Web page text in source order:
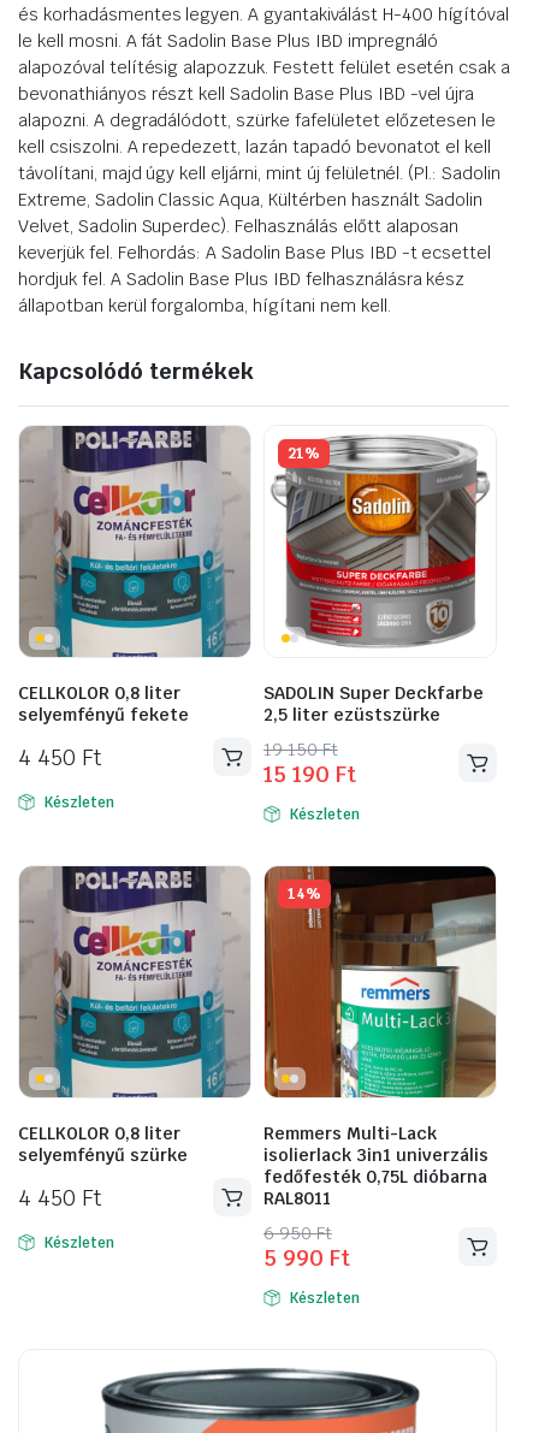
és korhadásmentes legyen. A gyantakiválást H-400 hígítóval
le kell mosni. A fát Sadolin Base Plus IBD impregnáló
alapozóval telítésig alapozzuk. Festett felület esetén csak a
bevonathiányos részt kell Sadolin Base Plus IBD -vel újra
alapozni. A degradálódott, szürke fafelületet előzetesen le
kell csiszolni. A repedezett, lazán tapadó bevonatot el kell
távolítani, majd úgy kell eljárni, mint új felületnél. (Pl.: Sadolin
Extreme, Sadolin Classic Aqua, Kültérben használt Sadolin
Velvet, Sadolin Superdec). Felhasználás előtt alaposan
keverjük fel. Felhordás: A Sadolin Base Plus IBD -t ecsettel
hordjuk fel. A Sadolin Base Plus IBD felhasználásra kész
állapotban kerül forgalomba, hígítani nem kell.
Kapcsolódó termékek
CELLKOLOR 0,8 liter
selyemfényű fekete
4 450 Ft
Készleten
21%
SADOLIN Super Deckfarbe
2,5 liter ezüstszürke
19 150Ft
Original
price
was:
150 Ft.
15 190 Ft
Current
price
is:
190 Ft.
Készleten
CELLKOLOR 0,8 liter
selyemfényű szürke
4 450 Ft
Készleten
14%
Remmers Multi-Lack
isolierlack 3in1 univerzális
fedőfesték 0,75L dióbarna
RAL8011
6 950Ft
Original
price
was:
5 990 Ft
Current
price
is: Készleten